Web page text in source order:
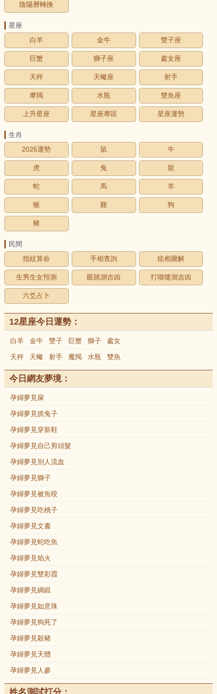
陰陽曆轉換
星座
白羊
金牛 雙子座
巨蟹 獅子座 處女座
天秤 天蠍座 射手
摩羯 水瓶 雙魚座
上升星座 星座專區 星座運勢
生肖
2026運勢
鼠 牛
虎 兔 龍
蛇 馬 羊
猴 雞 狗
豬
民間
指紋算命
手相查詢 痣相圖解
生男生女預測 眼跳測吉凶 打噴嚏測吉凶
六爻占卜
12星座今日運勢：
白羊 金牛 雙子 巨蟹 獅子 處女
天秤 天蠍 射手 魔羯 水瓶 雙魚
今日網友夢境：
孕婦夢見屎
孕婦夢見抓兔子
孕婦夢見穿新鞋
孕婦夢見自己剪頭髮
孕婦夢見別人流血
孕婦夢見獅子
孕婦夢見被魚咬
孕婦夢見吃桃子
孕婦夢見文書
孕婦夢見蛇吃魚
孕婦夢見焰火
孕婦夢見雙彩霞
孕婦夢見綢緞
孕婦夢見如意珠
孕婦夢見狗死了
孕婦夢見殺豬
孕婦夢見天體
孕婦夢見人參
姓名測試打分：